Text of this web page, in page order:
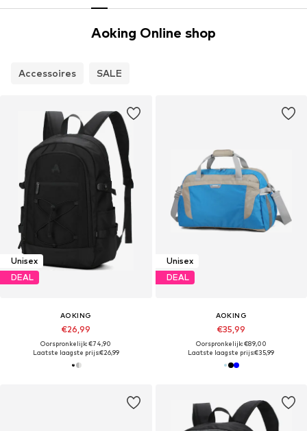
Aoking Online shop
Accessoires SALE
Unisex
DEAL
AOKING
€26,99
Oorspronkelijk: €74,90
Laatste laagste prijs:€26,99
Unisex
DEAL
AOKING
€35,99
Oorspronkelijk: €89,00
Laatste laagste prijs:€35,99